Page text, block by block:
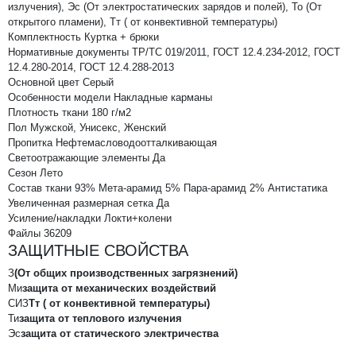
излучения), Эс (От электростатических зарядов и полей), То (От
открытого пламени), Тт ( от конвективной температуры)
Комплектность Куртка + брюки
Нормативные документы ТР/ТС 019/2011, ГОСТ 12.4.234-2012, ГОСТ
12.4.280-2014, ГОСТ 12.4.288-2013
Основной цвет Серый
Особенности модели Накладные карманы
Плотность ткани 180 г/м2
Пол Мужской, Унисекс, Женский
Пропитка Нефтемасловодоотталкивающая
Светоотражающие элементы Да
Сезон Лето
Состав ткани 93% Мета-арамид 5% Пара-арамид 2% Антистатика
Увеличенная размерная сетка Да
Усиление/накладки Локти+колени
Файлы 36209
ЗАЩИТНЫЕ СВОЙСТВА
З(От общих производственных загрязнений)
Мизащита от механических воздействий
СИЗТт ( от конвективной температуры)
Тизащита от теплового излучения
Эсзащита от статического электричества